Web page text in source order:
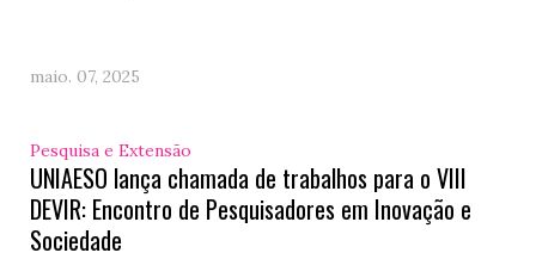
maio. 07, 2025
Pesquisa e Extensão
UNIAESO lança chamada de trabalhos para o VIII
DEVIR: Encontro de Pesquisadores em Inovação e
Sociedade